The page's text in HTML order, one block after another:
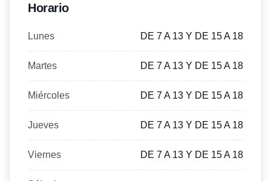
Horario
Lunes DE 7 A 13 Y DE 15 A 18
Martes DE 7 A 13 Y DE 15 A 18
Miércoles DE 7 A 13 Y DE 15 A 18
Jueves DE 7 A 13 Y DE 15 A 18
Viernes DE 7 A 13 Y DE 15 A 18